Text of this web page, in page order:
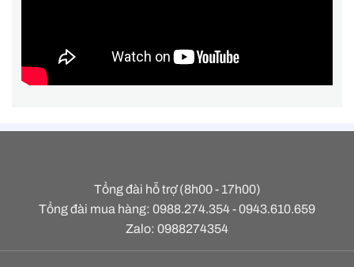
Tổng đài hỗ trợ (8h00 - 17h00)
Tổng đài mua hàng: 0988.274.354 - 0943.610.659
Zalo: 0988274354